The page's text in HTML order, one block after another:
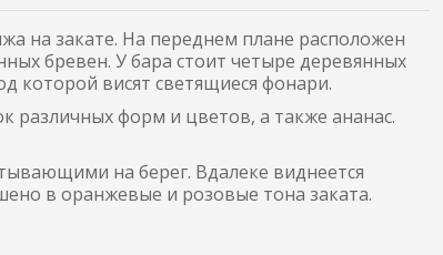
на закате. На переднем плане расположен
бревен. У бара стоит четыре деревянных
которой висят светящиеся фонари.
различных форм и цветов, а также ананас.
на берег. Вдалеке виднеется
в оранжевые и розовые тона заката.